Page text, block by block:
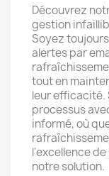
Découvrez
gestion
Soyez
alertes par
tout en
leur efficacité.
processus
informé, où
l'excellence
notre solution.